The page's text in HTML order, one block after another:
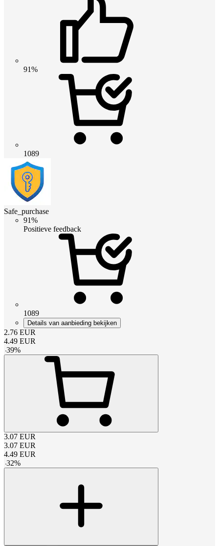
91%
1089
Safe_purchase
91%
Positieve feedback
1089
Details van aanbieding bekijken
2.76 EUR
4.49 EUR
-39%
3.07 EUR
3.07 EUR
4.49 EUR
-32%